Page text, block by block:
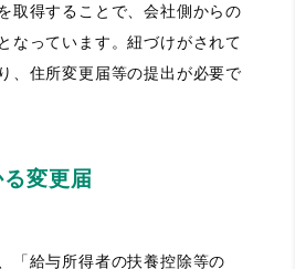
取得することで、会社側からの
なっています。紐づけがされて
、住所変更届等の提出が必要で
変更届
「給与所得者の扶養控除等の